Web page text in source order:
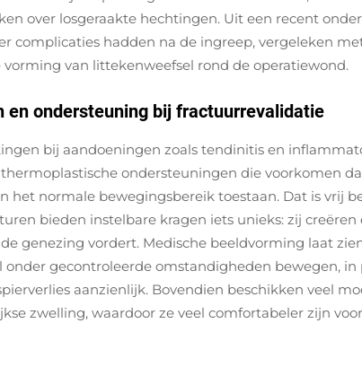
over losgeraakte hechtingen. Uit een recent
complicaties hadden na de ingreep, vergeleken
van littekenweefsel rond de operatiewond.
ondersteuning bij fractuurrevalidatie
bij aandoeningen zoals tendinitis en
ondersteuningen die voorkomen
het normale bewegingsbereik toestaan. Dat is vrij
bieden instelbare kragen iets unieks: zij
genezing vordert. Medische beeldvorming laat
gecontroleerde omstandigheden bewegen,
aanzienlijk. Bovendien beschikken veel
zwelling, waardoor ze veel comfortabeler zijn